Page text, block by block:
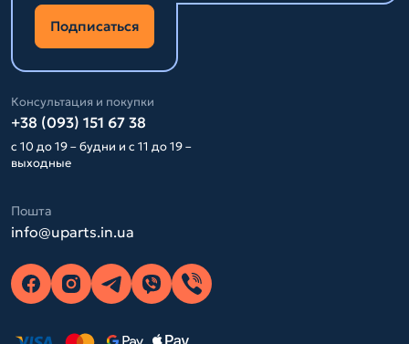
Подписаться
Консультация и покупки
+38 (093) 151 67 38
с 10 до 19 – будни и с 11 до 19 –
выходные
Пошта
info@uparts.in.ua